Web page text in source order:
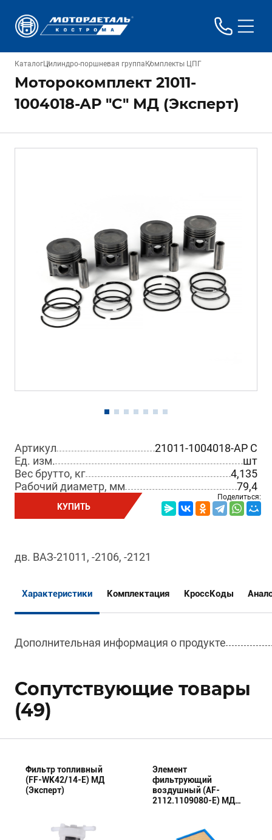
КаталогЦилиндро-поршневая группа Комплекты ЦПГ
Моторокомплект 21011-
1004018-АР "C" МД (Эксперт)
Артикул
21011-1004018-АР C
Ед. изм.
шт
Вес брутто, кг
4,135
Рабочий диаметр, мм
79,4
КУПИТЬ
Поделиться:
дв. ВАЗ-21011, -2106, -2121
Характеристики Комплектация КроссКоды
Дополнительная информация о продукте
Сопутствующие товары
(49)
Фильтр топливный
(FF-WK42/14-E) МД
(Эксперт)
Элемент
фильтрующий
воздушный (AF-
2112.1109080-E) МД